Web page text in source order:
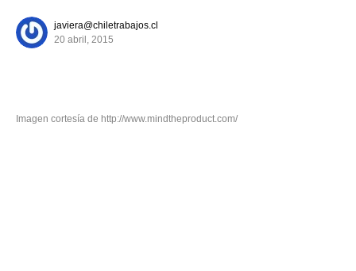
javiera@chiletrabajos.cl
20 abril, 2015
Imagen cortesía de http://www.mindtheproduct.com/